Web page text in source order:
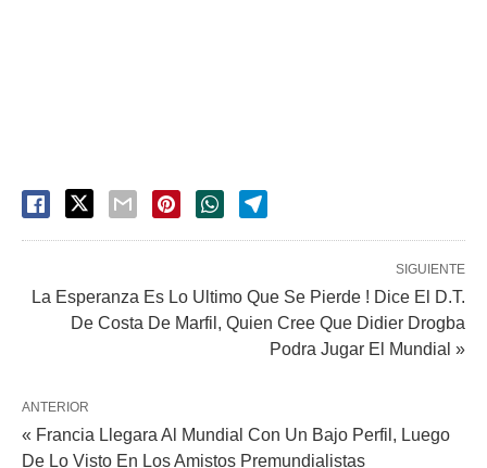
SIGUIENTE
La Esperanza Es Lo Ultimo Que Se Pierde ! Dice El D.T.
De Costa De Marfil, Quien Cree Que Didier Drogba
Podra Jugar El Mundial »
ANTERIOR
« Francia Llegara Al Mundial Con Un Bajo Perfil, Luego
De Lo Visto En Los Amistos Premundialistas